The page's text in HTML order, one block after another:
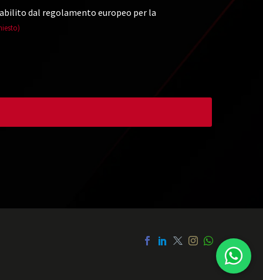
dal regolamento europeo per la